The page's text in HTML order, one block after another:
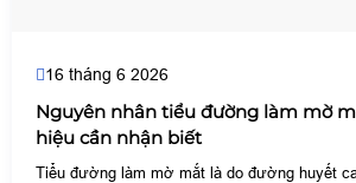
16 tháng 6 2026
Nguyên nhân tiểu đường làm mờ
hiệu cần nhận biết
Tiểu đường làm mờ mắt là do đường huyết